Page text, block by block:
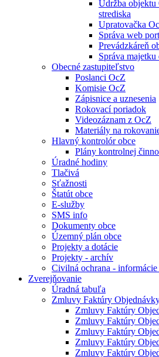
Údržba objektu
strediska
Upratovačka
Správa web
Prevádzkáreň
Správa majetku
Obecné zastupiteľstvo
Poslanci OcZ
Komisie OcZ
Zápisnice a uznesenia
Rokovací poriadok
Videozáznam z OcZ
Materiály na
Hlavný kontrolór obce
Plány kontrolnej
Úradné hodiny
Tlačivá
Sťažnosti
Štatút obce
E-služby
SMS info
Dokumenty obce
Územný plán obce
Projekty a dotácie
Projekty - archív
Civilná ochrana -
Zverejňovanie
Úradná tabuľa
Zmluvy Faktúry
Zmluvy Faktúry
Zmluvy Faktúry
Zmluvy Faktúry
Zmluvy Faktúry
Zmluvy Faktúry